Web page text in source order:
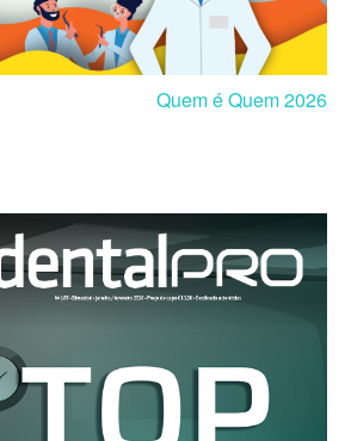
Quem é Quem 2026